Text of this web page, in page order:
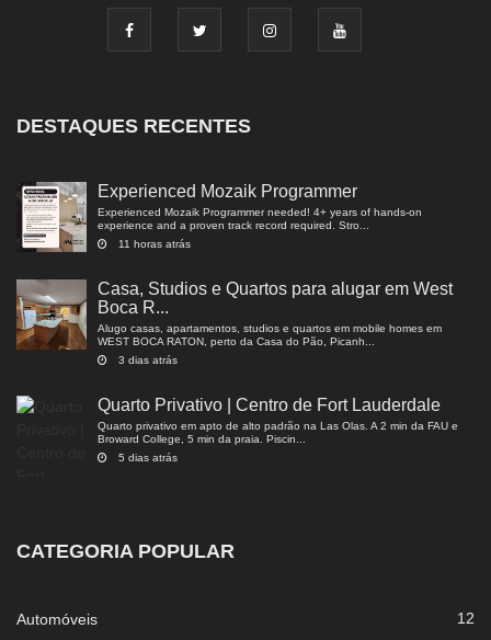
DESTAQUES RECENTES
Experienced Mozaik Programmer
Experienced Mozaik Programmer needed! 4+ years of hands-on
experience and a proven track record required. Stro...
11 horas atrás
Casa, Studios e Quartos para alugar em West
Boca R...
Alugo casas, apartamentos, studios e quartos em mobile homes em
WEST BOCA RATON, perto da Casa do Pão, Picanh...
3 dias atrás
Quarto Privativo | Centro de Fort Lauderdale
Quarto privativo em apto de alto padrão na Las Olas. A 2 min da FAU e
Broward College, 5 min da praia. Piscin...
5 dias atrás
CATEGORIA POPULAR
Automóveis 12